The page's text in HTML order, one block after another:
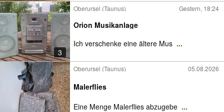
3
Oberursel (Taunus) Gestern, 18:24
Orion Musikanlage
Ich verschenke eine ältere Mus ...
Oberursel (Taunus) 05.08.2026
Malerflies
Eine Menge Malerflies abzugebe ...